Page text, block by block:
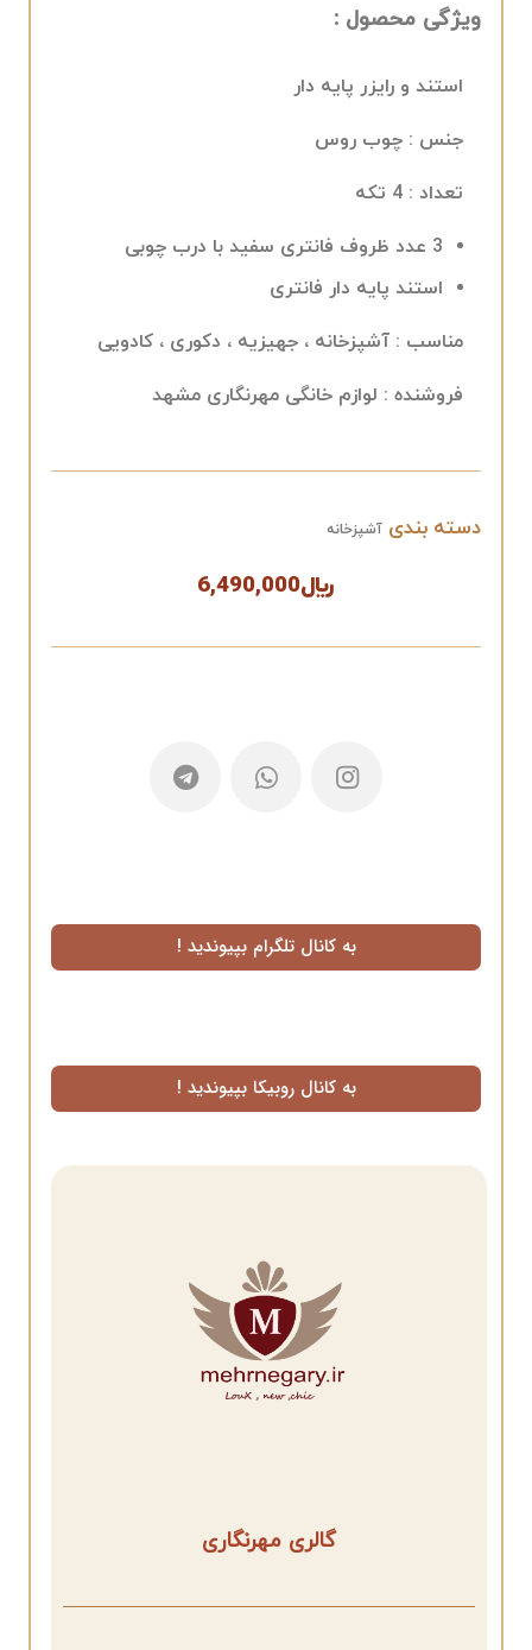
ویژگی محصول :
استند و رایزر پایه دار
جنس : چوب روس
تعداد : 4 تکه
3 عدد ظروف فانتری سفید با درب چوبی
استند پایه دار فانتری
مناسب : آشپزخانه ، جهیزیه ، دکوری ، کادویی
فروشنده : لوازم خانگی مهرنگاری مشهد
دسته بندی آشپزخانه
﷼6,490,000
به کانال تلگرام بپیوندید !
به کانال روبیکا بپیوندید !
گالری مهرنگاری